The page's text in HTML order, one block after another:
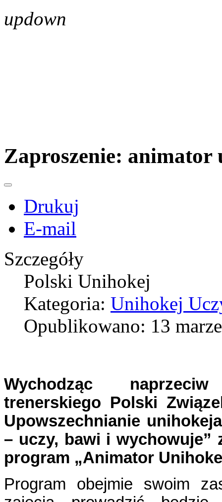
updown
Zaproszenie:
Drukuj
E-mail
Szczegóły
Polski Unihokej
Kategoria: Unihokej
Opublikowano: 13
Wychodząc
trenerskiego Polski
Upowszechnianie
– uczy, bawi i wychowuje”
program „Animator
Program obejmie swoim